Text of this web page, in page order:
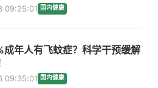
09:25:01 国内健康
年人有飞蚊症？科学干预缓解
09:35:01 国内健康